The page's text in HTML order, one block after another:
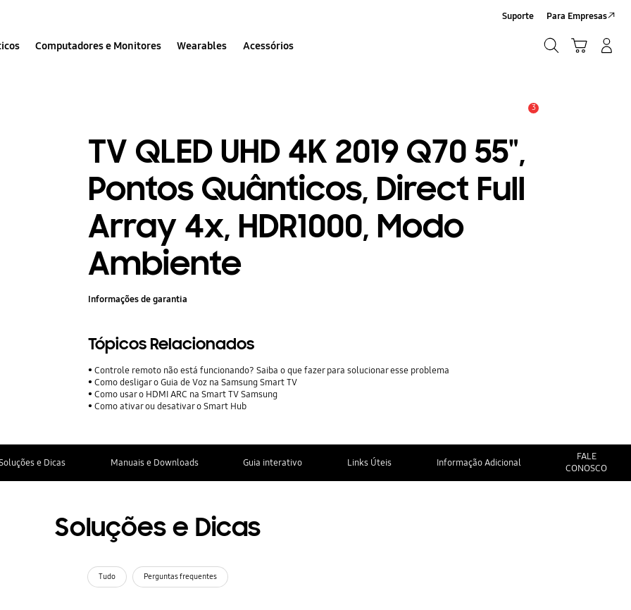
Computadores e Monitores Wearables Acessórios
Suporte Para Empresas
3
TV QLED UHD 4K 2019 Q70 55",
Pontos Quânticos, Direct Full
Array 4x, HDR1000, Modo
Ambiente
Informações de garantia
Tópicos Relacionados
Controle remoto não está funcionando? Saiba o que fazer para solucionar esse problema
Como desligar o Guia de Voz na Samsung Smart TV
Como usar o HDMI ARC na Smart TV Samsung
Como ativar ou desativar o Smart Hub
e Dicas Manuais e Downloads Guia interativo Links Úteis Informação Adicional
FALE
CONOSCO
Soluções e Dicas
Tudo Perguntas frequentes